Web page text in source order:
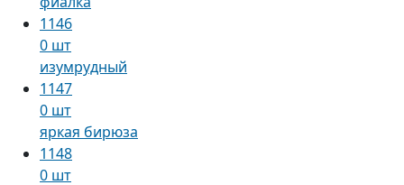
1146
0 шт
изумрудный
1147
0 шт
яркая бирюза
1148
0 шт